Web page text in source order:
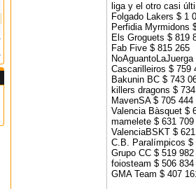
liga y el otro casi
Folgado Lakers $ 1
Perfidia Myrmidons
Els Groguets $ 819
Fab Five $ 815 265
Cascarilleiros $ 759
Bakunin BC $ 743
killers dragons $
MavenSA $ 705 444
Valencia Bàsquet $
mamelete $ 631 709
ValenciaBSKT $
C.B. Paralímpicos $
Grupo CC $ 519 982
foiosteam $ 506 834
GMA Team $ 407